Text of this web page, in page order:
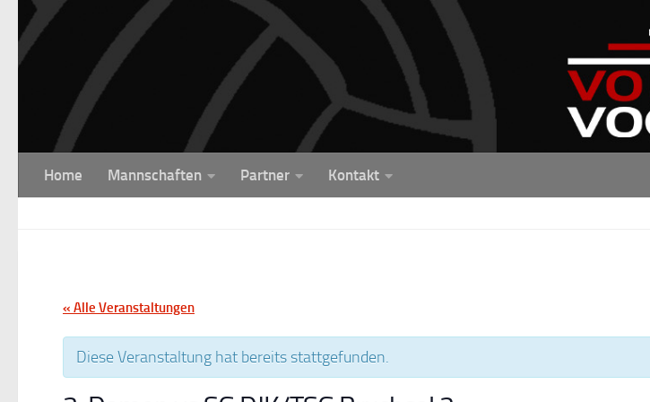
Unter dem Inhalt
Home Mannschaften Partner Kontakt
« Alle Veranstaltungen
Diese Veranstaltung hat bereits stattgefunden.